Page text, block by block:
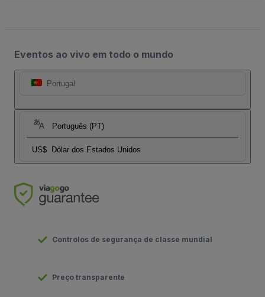
Eventos ao vivo em todo o mundo
Portugal
Português (PT)
US$ Dólar dos Estados Unidos
Controlos de segurança de classe mundial
Preço transparente